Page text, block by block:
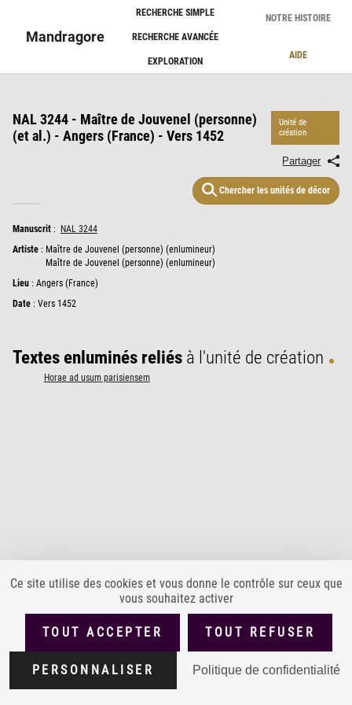
Mandragore
RECHERCHE SIMPLE
RECHERCHE AVANCÉE
EXPLORATION
NOTRE HISTOIRE
AIDE
NAL 3244 - Maître de Jouvenel (personne)
(et al.) - Angers (France) - Vers 1452
Unité de
création
Partager
Chercher les unités de décor
Manuscrit: NAL 3244
Artiste: Maître de Jouvenel (personne) (enlumineur)
Maître de Jouvenel (personne) (enlumineur)
Lieu: Angers (France)
Date: Vers 1452
Textes enluminés reliésà l'unité de création
Horae ad usum parisiensem
PLAN DU SITE ACCESSIBILITÉ : PARTIELLEMENT CONFORME
MENTIONS LÉGALES POLITIQUE DE CONFIDENTIALITÉ
Version
1.4.0
Ce site utilise des cookies et vous donne le contrôle sur ceux que
vous souhaitez activer
TOUT ACCEPTER TOUT REFUSER
PERSONNALISER Politique de confidentialité